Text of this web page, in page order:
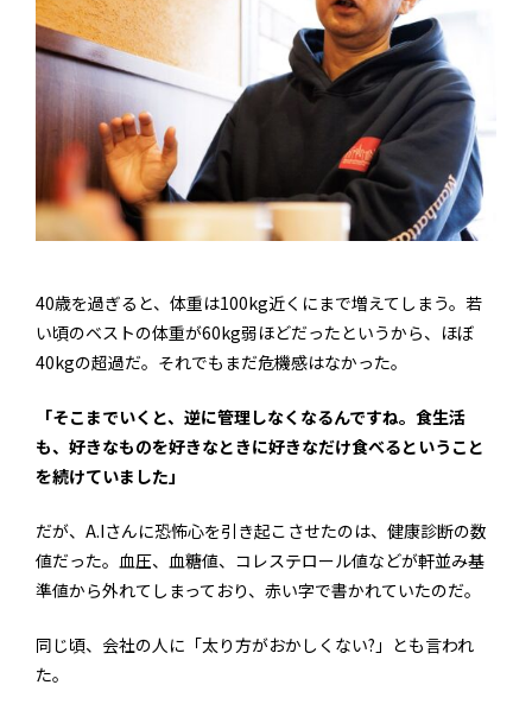
40歳を過ぎると、体重は100kg近くにまで増えてしまう。若
い頃のベストの体重が60kg弱ほどだったというから、ほぼ
40kgの超過だ。それでもまだ危機感はなかった。
「そこまでいくと、逆に管理しなくなるんですね。食生活
も、好きなものを好きなときに好きなだけ食べるということ
を続けていました」
だが、A.Iさんに恐怖心を引き起こさせたのは、健康診断の数
値だった。血圧、血糖値、コレステロール値などが軒並み基
準値から外れてしまっており、赤い字で書かれていたのだ。
同じ頃、会社の人に「太り方がおかしくない?」とも言われ
た。